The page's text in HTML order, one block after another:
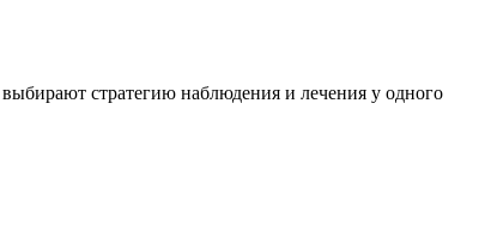
стратегию наблюдения и лечения у одного